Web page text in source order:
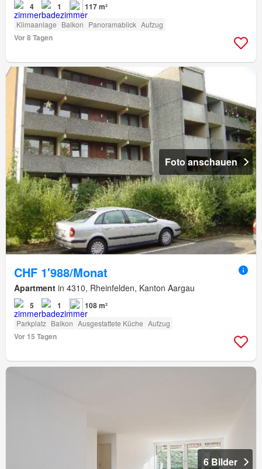
4 1 117 m²
Klimaanlage Balkon Panoramablick Aufzug
Vor 8 Tagen
Foto anschauen
CHF 1'988/Monat
Apartment in 4310, Rheinfelden, Kanton Aargau
5 1 108 m²
Parkplatz Balkon Ausgestattete Küche Aufzug
Vor 15 Tagen
6 Bilder